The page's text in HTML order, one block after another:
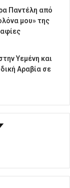
Παντέλη από
μου» της
Υεμένη και
Αραβία σε